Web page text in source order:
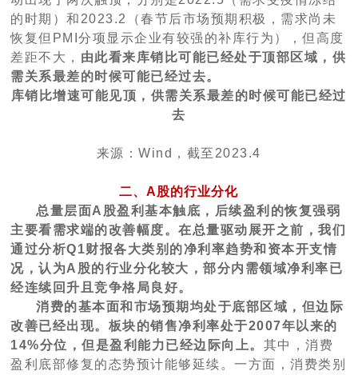
的时期）和2023.2（春节后市场预期积极，需求尚未
恢复但PMI分项显示企业有较强的补库行为），但高度
差距不大， 由此看来库销比可能已经处于顶部区域，供
需关系最差的时候可能已经过去。
库销比增速可能见顶，供需关系最差的时候可能已经过
去
来源：Wind，截至2023.4
二、A股的行业分化
总量层面A股盈利基本触底，后续盈利的恢复强弱
主要看需求端的改善幅度。在总量驱动展开之前，我们
通过分析Q1财报各大类别的净利率趋势和资本开支情
况，认为A股的行业分化较大，部分内需领域净利率已
经连续回升且竞争格局良好。
消费的基本面和市场预期均处于底部区域，但边际
改善已经出现。板块的销售净利率处于2007年以来的
14%分位，但是盈利能力已经边际向上。 其中，消费
盈利底部修复的态势预计能够延续。一方面，消费类别